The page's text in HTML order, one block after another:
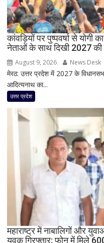
कांवड़ियों पर पुष्पवर्षा से
नेताओं के साथ दिखी 2027
August 9, 2026 News Desk
मेरठ: उत्तर प्रदेश में 2027 के
आदित्यनाथ का...
उत्तर प्रदेश
महाराष्ट्र में नाबालिगों और
युवक गिरफ्तार; फोन में मिले